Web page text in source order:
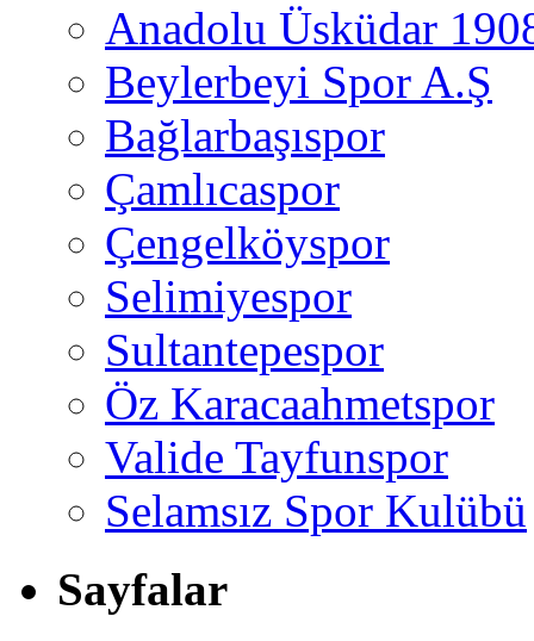
Anadolu Üsküdar
Beylerbeyi Spor A.Ş
Bağlarbaşıspor
Çamlıcaspor
Çengelköyspor
Selimiyespor
Sultantepespor
Öz Karacaahmetspor
Valide Tayfunspor
Selamsız Spor Kulübü
Sayfalar